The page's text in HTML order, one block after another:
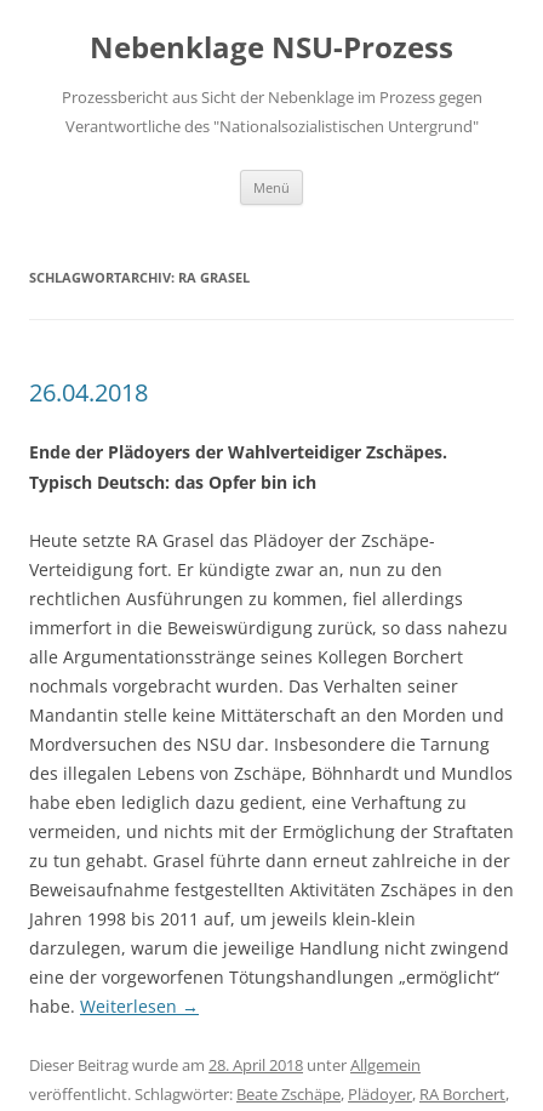
springenNebenklage NSU-Prozess
Prozessbericht aus Sicht der Nebenklage im Prozess gegen
Verantwortliche des "Nationalsozialistischen Untergrund"
Menü
SCHLAGWORTARCHIV: RA GRASEL
26.04.2018
Ende der Plädoyers der Wahlverteidiger Zschäpes.
Typisch Deutsch: das Opfer bin ich
Heute setzte RA Grasel das Plädoyer der Zschäpe-
Verteidigung fort. Er kündigte zwar an, nun zu den
rechtlichen Ausführungen zu kommen, fiel allerdings
immerfort in die Beweiswürdigung zurück, so dass nahezu
alle Argumentationsstränge seines Kollegen Borchert
nochmals vorgebracht wurden. Das Verhalten seiner
Mandantin stelle keine Mittäterschaft an den Morden und
Mordversuchen des NSU dar. Insbesondere die Tarnung
des illegalen Lebens von Zschäpe, Böhnhardt und Mundlos
habe eben lediglich dazu gedient, eine Verhaftung zu
vermeiden, und nichts mit der Ermöglichung der Straftaten
zu tun gehabt. Grasel führte dann erneut zahlreiche in der
Beweisaufnahme festgestellten Aktivitäten Zschäpes in den
Jahren 1998 bis 2011 auf, um jeweils klein-klein
darzulegen, warum die jeweilige Handlung nicht zwingend
eine der vorgeworfenen Tötungshandlungen „ermöglicht“
habe. Weiterlesen →
Dieser Beitrag wurde am 28. April 2018 unterAllgemein
veröffentlicht. Schlagwörter: Beate Zschäpe, Plädoyer, RA Borchert,